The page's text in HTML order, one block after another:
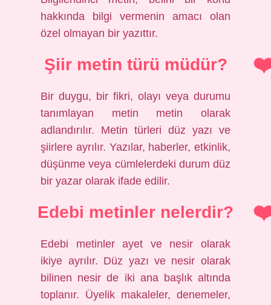
hakkında bilgi vermenin amacı olan
özel olmayan bir yazıttır.
Şiir metin türü müdür?
Bir duygu, bir fikri, olayı veya durumu
tanımlayan metin metin olarak
adlandırılır. Metin türleri düz yazı ve
şiirlere ayrılır. Yazılar, haberler, etkinlik,
düşünme veya cümlelerdeki durum düz
bir yazar olarak ifade edilir.
Edebi metinler nelerdir?
Edebi metinler ayet ve nesir olarak
ikiye ayrılır. Düz yazı ve nesir olarak
bilinen nesir de iki ana başlık altında
toplanır. Üyelik makaleler, denemeler,